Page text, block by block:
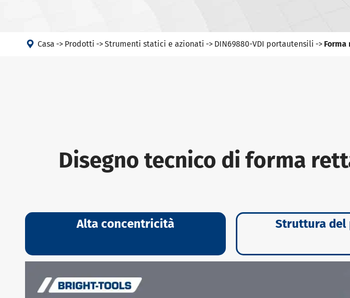
 Casa Prodotti Strumenti statici e azionati DIN69880-VDI portautensili Forma
Disegno tecnico di forma
Alta concentricità Struttura del